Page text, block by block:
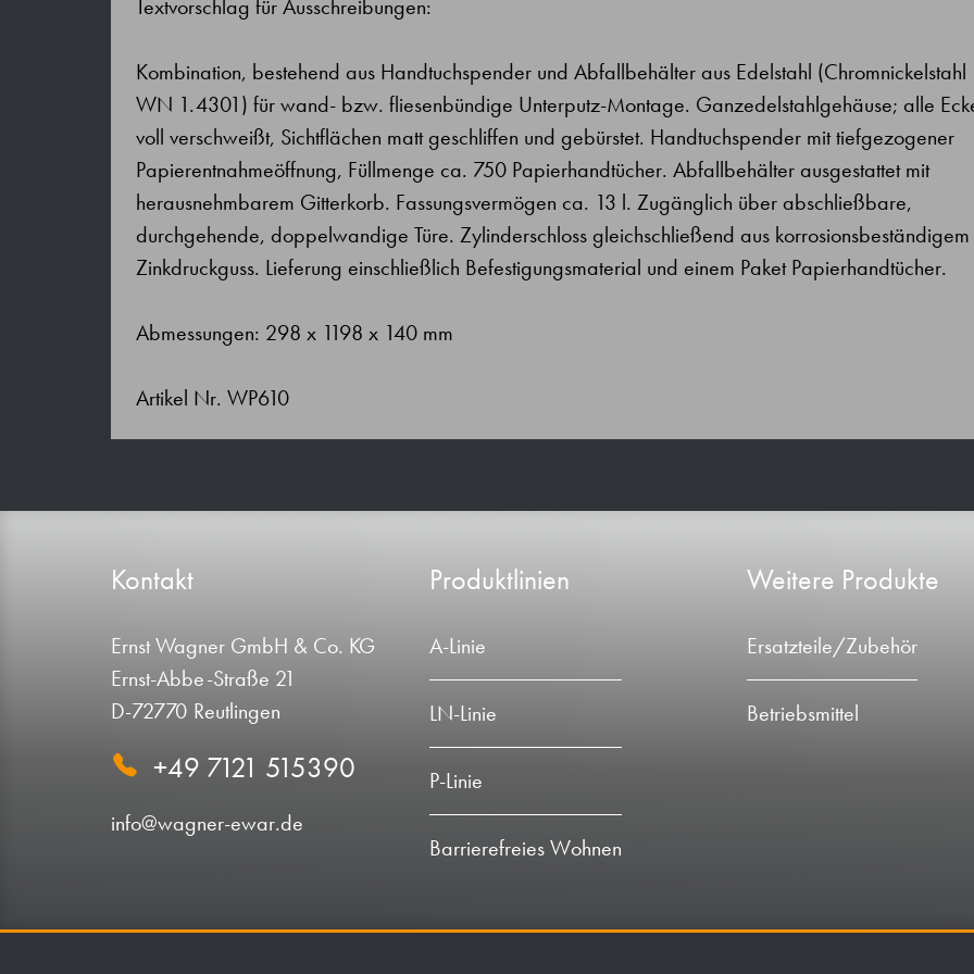
Textvorschlag für Ausschreibungen:
Kombination, bestehend aus Handtuchspender und Abfallbehälter aus Edelstahl (Chromnickelstahl
WN 1.4301) für wand- bzw. fliesenbündige Unterputz-Montage. Ganzedelstahlgehäuse; alle
voll verschweißt, Sichtflächen matt geschliffen und gebürstet. Handtuchspender mit tiefgezogener
Papierentnahmeöffnung, Füllmenge ca. 750 Papierhandtücher. Abfallbehälter ausgestattet mit
herausnehmbarem Gitterkorb. Fassungsvermögen ca. 13 l. Zugänglich über abschließbare,
durchgehende, doppelwandige Türe. Zylinderschloss gleichschließend aus korrosionsbeständigem
Zinkdruckguss. Lieferung einschließlich Befestigungsmaterial und einem Paket Papierhandtücher.
Abmessungen: 298 x 1198 x 140 mm
Artikel Nr. WP610
Kontakt
Ernst Wagner GmbH & Co. KG
Ernst-Abbe-Straße 21
D-72770 Reutlingen
+49 7121 515390
info@wagner-ewar.de
Produktlinien
A-Linie
LN-Linie
P-Linie
Barrierefreies Wohnen
Weitere Produkte
Ersatzteile/Zubehör
Betriebsmittel